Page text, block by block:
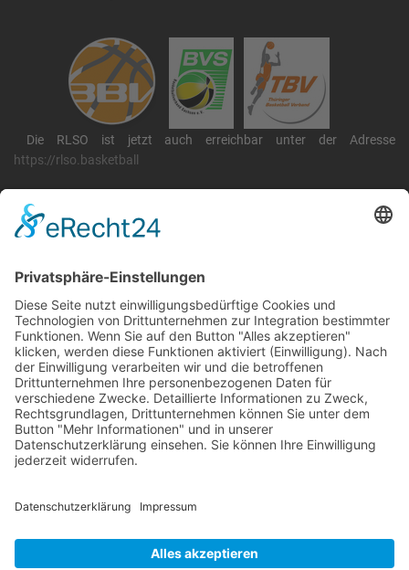
Die RLSO ist jetzt auch erreichbar unter der Adresse
https://rlso.basketball
RLSO Minikalender
August 2026
Mo Di Mi Do Fr Sa
So
3127 28 29 30 31 1
2
3310 11 12
26 27 28